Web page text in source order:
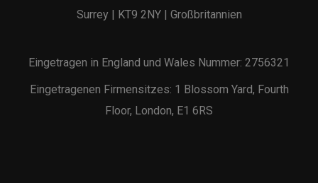
Surrey | KT9 2NY | Großbritannien
Eingetragen in England und Wales Nummer: 2756321
Eingetragenen Firmensitzes: 1 Blossom Yard, Fourth
Floor, London, E1 6RS